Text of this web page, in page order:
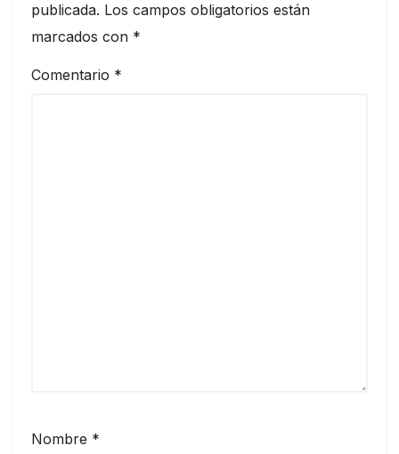
publicada. Los campos obligatorios están
marcados con *
Comentario *
Nombre *